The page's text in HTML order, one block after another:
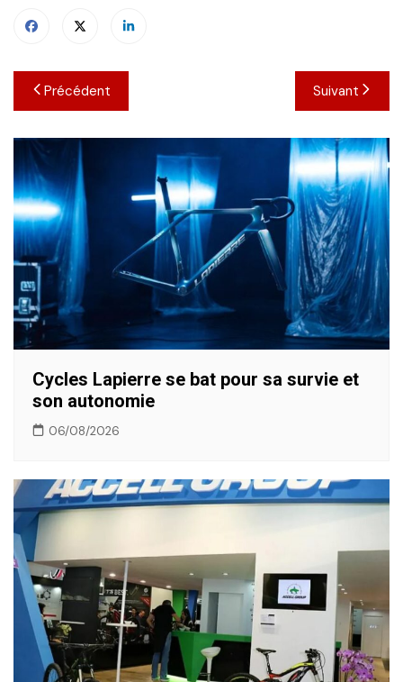
Navigation
de
l’article
Précédent Suivant
Cycles Lapierre se bat pour sa survie et
son autonomie
06/08/2026